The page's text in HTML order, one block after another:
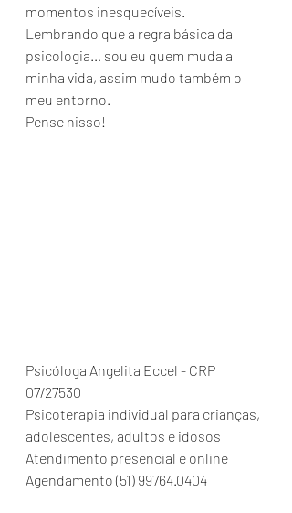
momentos inesquecíveis.
Lembrando que a regra básica da
psicologia… sou eu quem muda a
minha vida, assim mudo também o
meu entorno.
Pense nisso!
Psicóloga Angelita Eccel - CRP
07/27530
Psicoterapia individual para crianças,
adolescentes, adultos e idosos
Atendimento presencial e online
Agendamento (51) 99764.0404